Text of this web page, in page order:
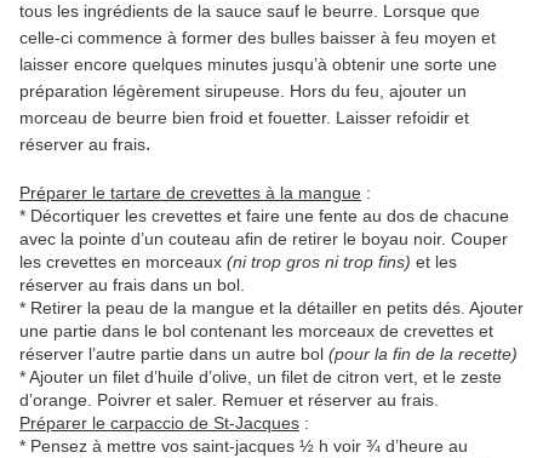
tous les ingrédients de la sauce sauf le beurre. Lorsque que
celle-ci commence à former des bulles baisser à feu moyen et
laisser encore quelques minutes jusqu’à obtenir une sorte une
préparation légèrement sirupeuse. Hors du feu, ajouter un
morceau de beurre bien froid et fouetter. Laisser refoidir et
réserver au frais.
Préparer le tartare de crevettes à la mangue :
* Décortiquer les crevettes et faire une fente au dos de chacune
avec la pointe d’un couteau afin de retirer le boyau noir. Couper
les crevettes en morceaux (ni trop gros ni trop fins) et les
réserver au frais dans un bol.
* Retirer la peau de la mangue et la détailler en petits dés. Ajouter
une partie dans le bol contenant les morceaux de crevettes et
réserver l’autre partie dans un autre bol (pour la fin de la recette)
* Ajouter un filet d’huile d’olive, un filet de citron vert, et le zeste
d’orange. Poivrer et saler. Remuer et réserver au frais.
Préparer le carpaccio de St-Jacques :
* Pensez à mettre vos saint-jacques ½ h voir ¾ d’heure au